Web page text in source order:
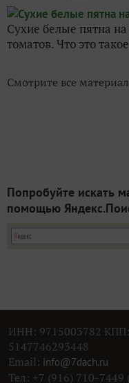
Сухие белые пятна
томатов. Что это
Смотрите все
Попробуйте искать
помощью
ИНН: 9715003782
5147746293448
Email: info@7dach.ru
Тел: +7 (916) 710-